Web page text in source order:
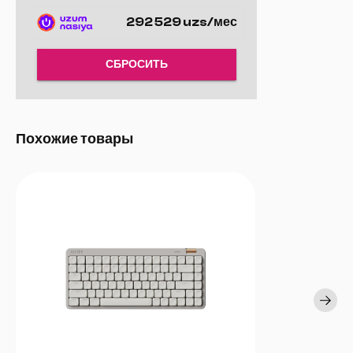
данных. Просто распакуйте и подключите — и откройте доступ к
своему полному игровому потенциалу.
292 529 uzs/мес
СБРОСИТЬ
Похожие товары